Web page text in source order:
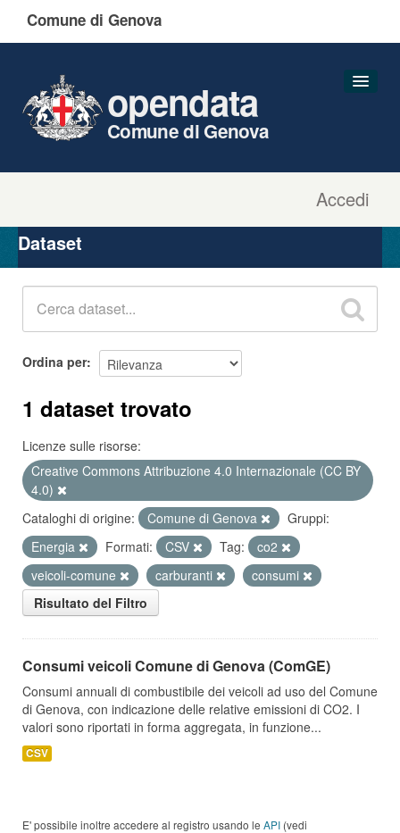
Comune di Genova
Accedi
opendata
Comune di Genova
Organizzazioni
Gruppi
Dataset
Ordina per
1 dataset trovato
Licenze sulle risorse:
Creative Commons Attribuzione 4.0 Internazionale (CC BY
4.0)
Cataloghi di origine:
Comune di Genova
Gruppi:
Energia
Formati: CSV Tag:
co2
veicoli-comune
carburanti
consumi
Risultato del Filtro
Consumi veicoli Comune di Genova (ComGE)
Consumi annuali di combustibile dei veicoli ad uso del Comune
di Genova, con indicazione delle relative emissioni di CO2. I
valori sono riportati in forma aggregata, in funzione...
CSV
E' possibile inoltre accedere al registro usando le API (vedi